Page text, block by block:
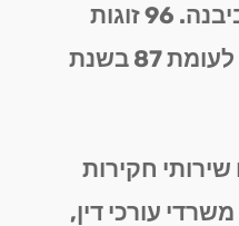
במספר המתגרשים ביבנה. 96 זוגות
התגרשו בשנת 2018 לעומת 87 בשנת
חקירות
עורכי דין,